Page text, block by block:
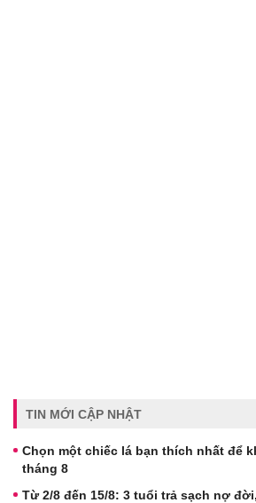
TIN MỚI CẬP NHẬT
Chọn một chiếc lá bạn thích nhất để
tháng 8
Từ 2/8 đến 15/8: 3 tuổi trả sạch nợ